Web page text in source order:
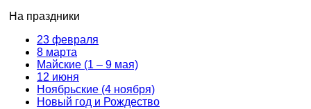
На праздники
23 февраля
8 марта
Майские (1 – 9 мая)
12 июня
Ноябрьские (4 ноября)
Новый год и Рождество